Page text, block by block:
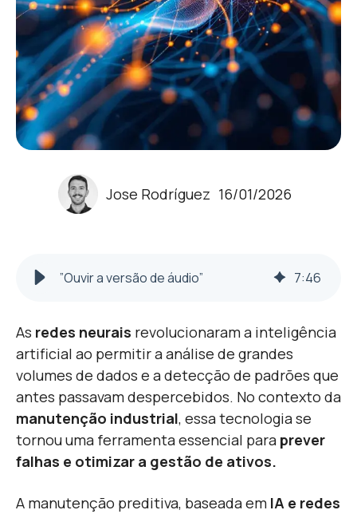
Jose Rodríguez 16/01/2026
”Ouvir a versão de áudio” 7:46
As redes neurais revolucionaram a inteligência
artificial ao permitir a análise de grandes
volumes de dados e a detecção de padrões que
antes passavam despercebidos. No contexto da
manutenção industrial, essa tecnologia se
tornou uma ferramenta essencial para prever
falhas e otimizar a gestão de ativos.
A manutenção preditiva, baseada em IA e redes